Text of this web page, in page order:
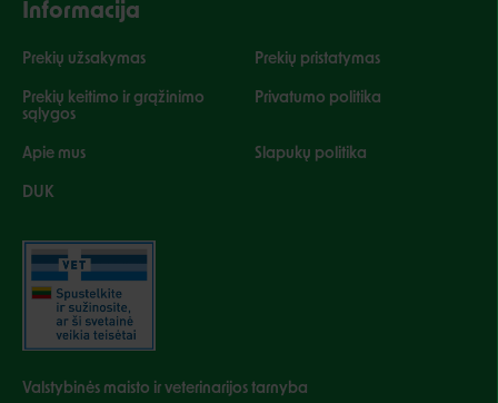
Informacija
Prekių užsakymas Prekių pristatymas
Prekių keitimo ir grąžinimo
sąlygos
Privatumo politika
Apie mus Slapukų politika
DUK
Valstybinės maisto ir veterinarijos tarnyba